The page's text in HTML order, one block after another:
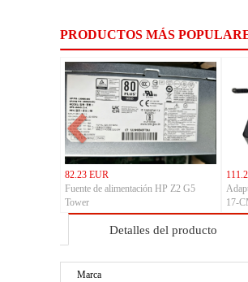
PRODUCTOS MÁS
82.23 EUR
Fuente de alimentación HP Z2 G5
Tower
17-
Detalles del producto
Marca